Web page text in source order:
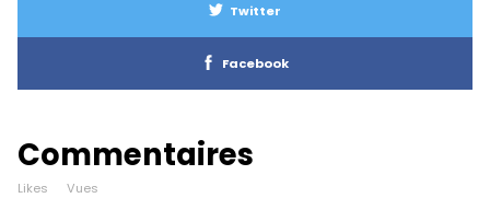
Twitter
Facebook
Commentaires
Likes Vues